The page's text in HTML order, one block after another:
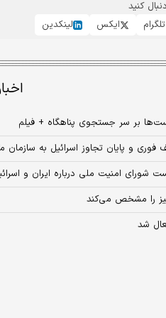
کنید
تلگرام ایکس لینکدین
بر سر جستجوی پناهگاه + فیلم
و پایان تجاوز اسرائیل به سازمان
شورای امنیت ملی درباره ایران و
را مشخص می‌کند
شد